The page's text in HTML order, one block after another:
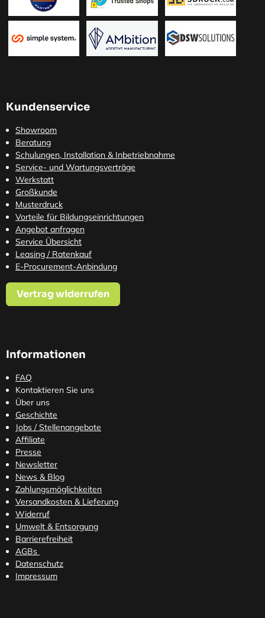
Kundenservice
Showroom
Beratung
Schulungen, Installation & Inbetriebnahme
Service- und Wartungsverträge
Werkstatt
Großkunde
Musterdruck
Vorteile für Bildungseinrichtungen
Angebot anfragen
Service Übersicht
Leasing / Ratenkauf
E-Procurement-Anbindung
Vertrag widerrufen
Informationen
FAQ
Kontaktieren Sie uns
Über uns
Geschichte
Jobs / Stellenangebote
Affiliate
Presse
Newsletter
News & Blog
Zahlungsmöglichkeiten
Versandkosten & Lieferung
Widerruf
Umwelt & Entsorgung
Barrierefreiheit
AGBs
Datenschutz
Impressum